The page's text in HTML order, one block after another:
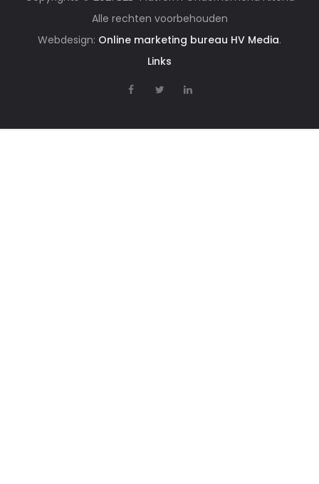
Alle rechten voorbehouden
Webdesign: Online marketing bureau HV Media.
Links